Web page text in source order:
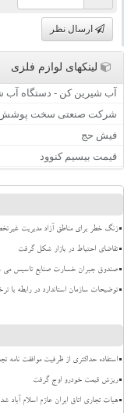
ارسال نظر
لینکهای لوازم فلزی
آب شیرین کن - دستگاه آب
شرکت صنعتی سخت
فیش حج
قیمت بیسیم کنوود
زنگ خطر برای مناطق آزاد مدیریت
تقاضای احتیاط در بازار شکل گرفت
صندوق جبران خسارت صنایع تاسیس می
توضیحات سازمان استاندارد در رابطه با
استفاده حداکثری از ظرفیت موافقت نامه
ریزش قیمت خودرو اوج گرفت
هیات تجاری اتاق ایران عازم اسلام آباد شد